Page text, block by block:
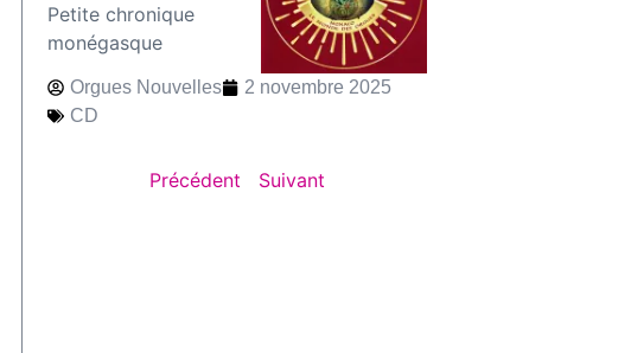
Petite chronique
monégasque
Orgues Nouvelles
2 novembre 2025
CD
Précédent Suivant